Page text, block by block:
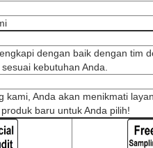
dengan baik dengan tim
kebutuhan Anda.
Anda akan menikmati
baru untuk Anda pilih!